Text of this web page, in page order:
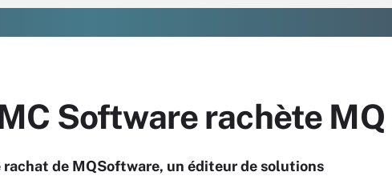
Software rachète
rachat de MQSoftware, un éditeur de solutions